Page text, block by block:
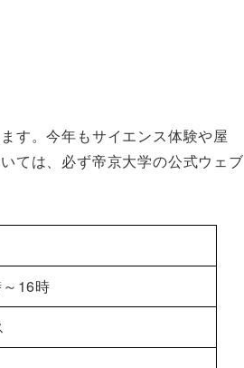
す。今年もサイエンス体験や屋
ては、必ず帝京大学の公式ウェブ
16時